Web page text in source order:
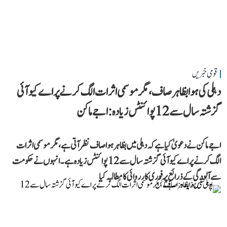
قومی خبریں
دہلی کی ہوا بظاہر صاف، مگر موسمی اثرات الگ کرنے پر اے کیو آئی
گزشتہ سال سے 12 پوائنٹس زیادہ: اجے ماکن
اجے ماکن نے دعویٰ کیا ہے کہ دہلی میں بظاہر ہوا صاف نظر آتی ہے، مگر موسمی اثرات
الگ کرنے پر اے کیو آئی گزشتہ سال سے 12 پوائنٹس زیادہ ہے۔ انہوں نے حکومت
سے آلودگی کے ذرائع پر فوری کارروائی کا مطالبہ کیا